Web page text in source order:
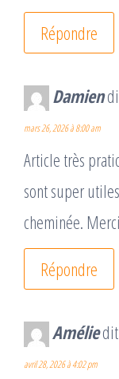
Répondre
Damien
mars 26, 2026 à 8:00 am
Article très
sont super
cheminée.
Répondre
Amélie
avril 28, 2026 à 4:02 pm